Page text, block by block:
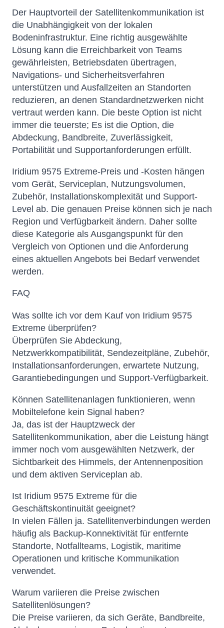
Der Hauptvorteil der Satellitenkommunikation ist
die Unabhängigkeit von der lokalen
Bodeninfrastruktur. Eine richtig ausgewählte
Lösung kann die Erreichbarkeit von Teams
gewährleisten, Betriebsdaten übertragen,
Navigations- und Sicherheitsverfahren
unterstützen und Ausfallzeiten an Standorten
reduzieren, an denen Standardnetzwerken nicht
vertraut werden kann. Die beste Option ist nicht
immer die teuerste; Es ist die Option, die
Abdeckung, Bandbreite, Zuverlässigkeit,
Portabilität und Supportanforderungen erfüllt.
Iridium 9575 Extreme-Preis und -Kosten hängen
vom Gerät, Serviceplan, Nutzungsvolumen,
Zubehör, Installationskomplexität und Support-
Level ab. Die genauen Preise können sich je nach
Region und Verfügbarkeit ändern. Daher sollte
diese Kategorie als Ausgangspunkt für den
Vergleich von Optionen und die Anforderung
eines aktuellen Angebots bei Bedarf verwendet
werden.
FAQ
Was sollte ich vor dem Kauf von Iridium 9575
Extreme überprüfen?
Überprüfen Sie Abdeckung,
Netzwerkkompatibilität, Sendezeitpläne, Zubehör,
Installationsanforderungen, erwartete Nutzung,
Garantiebedingungen und Support-Verfügbarkeit.
Können Satellitenanlagen funktionieren, wenn
Mobiltelefone kein Signal haben?
Ja, das ist der Hauptzweck der
Satellitenkommunikation, aber die Leistung hängt
immer noch vom ausgewählten Netzwerk, der
Sichtbarkeit des Himmels, der Antennenposition
und dem aktiven Serviceplan ab.
Ist Iridium 9575 Extreme für die
Geschäftskontinuität geeignet?
In vielen Fällen ja. Satellitenverbindungen werden
häufig als Backup-Konnektivität für entfernte
Standorte, Notfallteams, Logistik, maritime
Operationen und kritische Kommunikation
verwendet.
Warum variieren die Preise zwischen
Satellitenlösungen?
Die Preise variieren, da sich Geräte, Bandbreite,